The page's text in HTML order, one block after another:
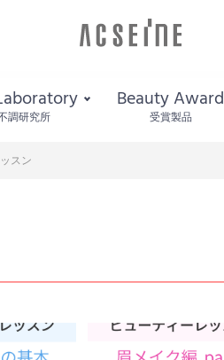
調研究所
Beauty Award
受賞製品
スン